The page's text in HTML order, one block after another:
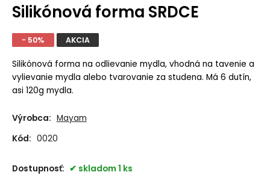
Silikónová forma SRDCE
- 50% AKCIA
Silikónová forma na odlievanie mydla, vhodná na tavenie a
vylievanie mydla alebo tvarovanie za studena. Má 6 dutín,
asi 120g mydla.
Výrobca: Mayam
Kód: 0020
Dostupnosť: skladom 1 ks